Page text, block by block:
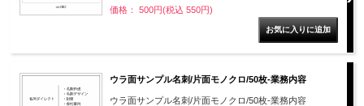
価格： 500円(税込 550円)
ウラ面サンプル名刺/片面モノクロ/50枚-業務内容
ウラ面サンプル名刺/片面モノクロ/50枚-業務内容